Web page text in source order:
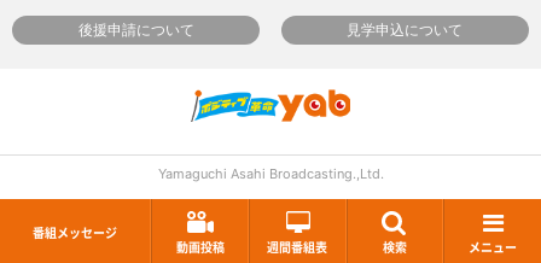
番組メッセージ
動画投稿
週間番組表 検索 メニュー
後援申請について 見学申込について
Yamaguchi Asahi Broadcasting.,Ltd.